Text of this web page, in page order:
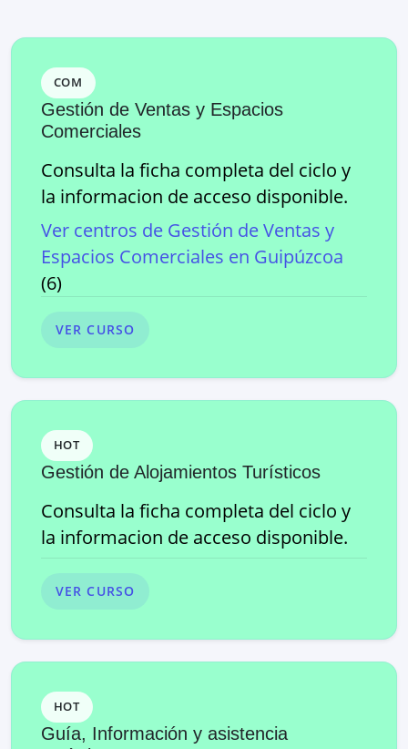
COM
Gestión de Ventas y Espacios
Comerciales
Consulta la ficha completa del ciclo y
la informacion de acceso disponible.
Ver centros de Gestión de Ventas y
Espacios Comerciales en Guipúzcoa
(6)
VER CURSO
HOT
Gestión de Alojamientos Turísticos
Consulta la ficha completa del ciclo y
la informacion de acceso disponible.
VER CURSO
HOT
Guía, Información y asistencia